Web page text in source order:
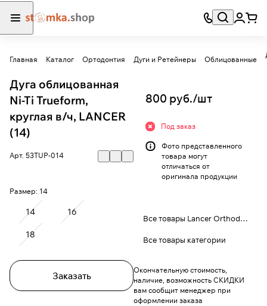
Главная Каталог Ортодонтия Дуги и Ретейнеры Облицованные
Дуга облицованная
Ni-Ti Trueform,
круглая в/ч, LANCER
(14)
Арт. 53TUP-014
Размер: 14
14 16
18
Заказать
800 руб./шт
Под заказ
Фото представленного
товара могут
отличаться от
оригинала продукции
Все товары Lancer Orthodontics
Все товары категории
Окончательную стоимость,
наличие, возможность СКИДКИ
вам сообщит менеджер при
оформлении заказа